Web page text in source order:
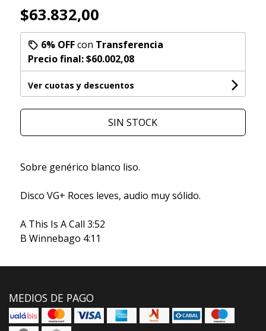
$63.832,00
6% OFFcon Transferencia
Precio final:$60.002,08
Ver cuotas y descuentos
SIN STOCK
Sobre genérico blanco liso.
Disco VG+ Roces leves, audio muy sólido.
A This Is A Call 3:52
B Winnebago 4:11
MEDIOS DE PAGO